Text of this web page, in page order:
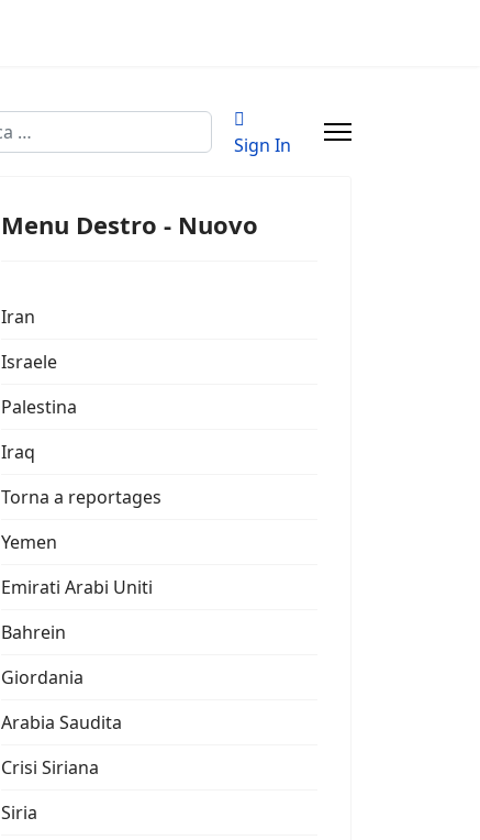
Sign In
Menu Destro - Nuovo
Iran
Israele
Palestina
Iraq
Torna a reportages
Yemen
Emirati Arabi Uniti
Bahrein
Giordania
Arabia Saudita
Crisi Siriana
Siria